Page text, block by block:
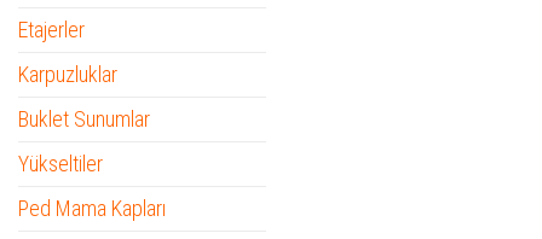
Etajerler
Karpuzluklar
Buklet Sunumlar
Yükseltiler
Ped Mama Kapları